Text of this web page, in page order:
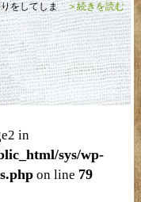
をしてしま＞続きを読む
in
sys/wp-
on line 79